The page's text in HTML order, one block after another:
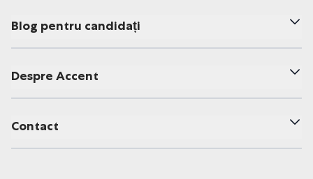
Blog pentru candidați
Despre Accent
Contact